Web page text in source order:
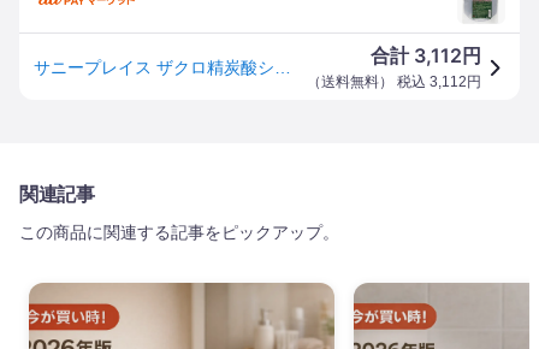
合計 3,112 円
（送料無料） 税込 3,112 円
関連記事
この商品に関連する記事をピックアップ。